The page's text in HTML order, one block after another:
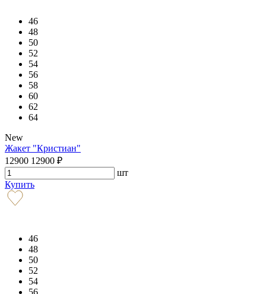
46
48
50
52
54
56
58
60
62
64
New
Жакет "Кристиан"
12900 12900 ₽
шт
Купить
46
48
50
52
54
56